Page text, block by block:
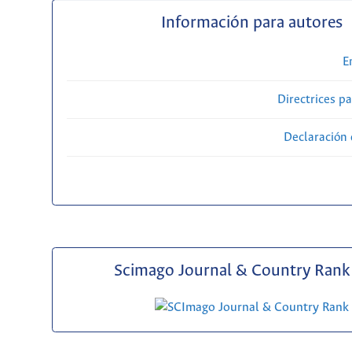
Información para autores
Directrices
Scimago Journal & Country Rank